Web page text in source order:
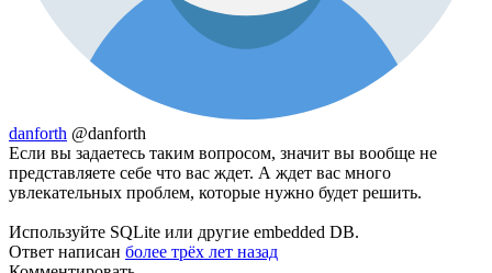
danforth @danforth
Если вы задаетесь таким вопросом, значит вы вообще не
представляете себе что вас ждет. А ждет вас много
увлекательных проблем, которые нужно будет решить.
Используйте SQLite или другие embedded DB.
Ответ написан более трёх лет назад